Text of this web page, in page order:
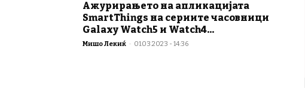
Ажурирањето на апликацијата
SmartThings на сериите часовници
Galaxy Watch5 и Watch4...
Мишо Лекиќ - 01.03.2023 - 14:36